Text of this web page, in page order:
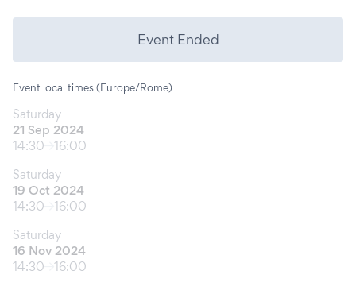
Event Ended
Event local times (Europe/Rome)
Saturday
21 Sep 2024
14:30
16:00
Saturday
19 Oct 2024
14:30
16:00
Saturday
16 Nov 2024
14:30
16:00